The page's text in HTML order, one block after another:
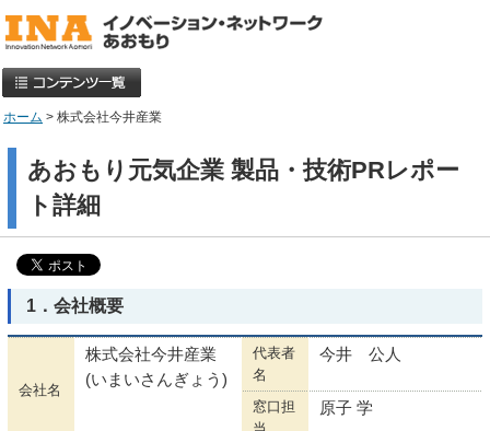
ホーム > 株式会社今井産業
あおもり元気企業 製品・技術PRレポー
ト詳細
1．会社概要
会社名
株式会社今井産業
(いまいさんぎょう)
代表者
名
今井 公人
窓口担
原子 学